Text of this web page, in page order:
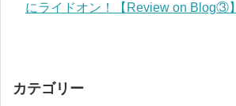
にライドオン！【Review on Blog③】
カテゴリー